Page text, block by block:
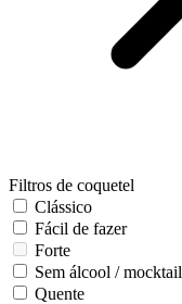
Filtros de coquetel
Clássico
Fácil de fazer
Forte
Sem álcool / mocktail
Quente